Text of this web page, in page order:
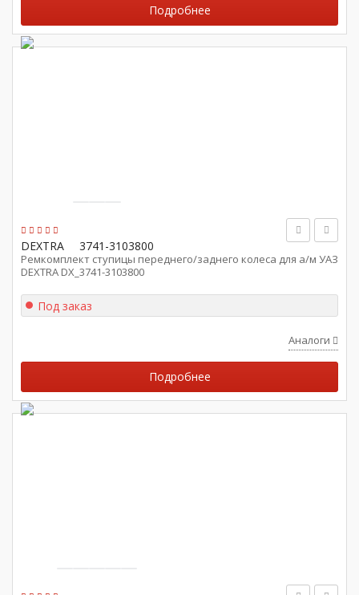
Подробнее
DEXTRA 3741-3103800
Ремкомплект ступицы переднего/заднего колеса для а/м УАЗ
DEXTRA DX_3741-3103800
Под заказ
Аналоги
Подробнее